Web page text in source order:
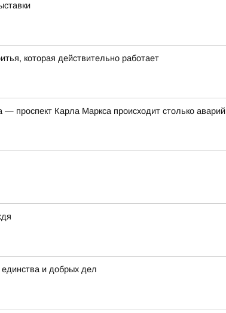
которая действительно работает
— проспект Карла Маркса происходит столько аварий
и добрых дел